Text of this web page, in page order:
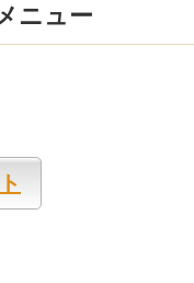
ニュー